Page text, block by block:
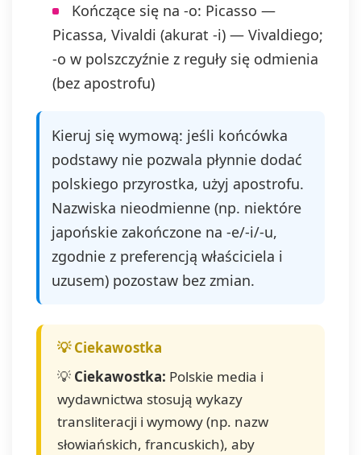
Kończące się na -o: Picasso —
Picassa, Vivaldi (akurat -i) — Vivaldiego;
-o w polszczyźnie z reguły się odmienia
(bez apostrofu)
Kieruj się wymową: jeśli końcówka
podstawy nie pozwala płynnie dodać
polskiego przyrostka, użyj apostrofu.
Nazwiska nieodmienne (np. niektóre
japońskie zakończone na -e/-i/-u,
zgodnie z preferencją właściciela i
uzusem) pozostaw bez zmian.
💡 Ciekawostka: Polskie media i
wydawnictwa stosują wykazy
transliteracji i wymowy (np. nazw
słowiańskich, francuskich), aby